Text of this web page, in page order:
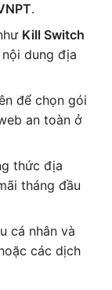
.
Kill Switch
dung địa
để chọn gói
an toàn ở
thức địa
tháng đầu
cá nhân và
các dịch